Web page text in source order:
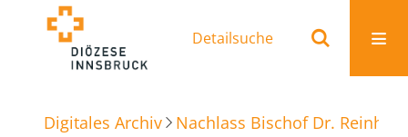
Detailsuche
Digitales Archiv Nachlass Bischof Dr.